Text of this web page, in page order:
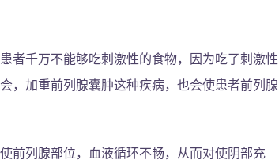
者千万不能够吃刺激性的食物，因为吃了刺激性
，加重前列腺囊肿这种疾病，也会使患者前列腺
前列腺部位，血液循环不畅，从而对使阴部充